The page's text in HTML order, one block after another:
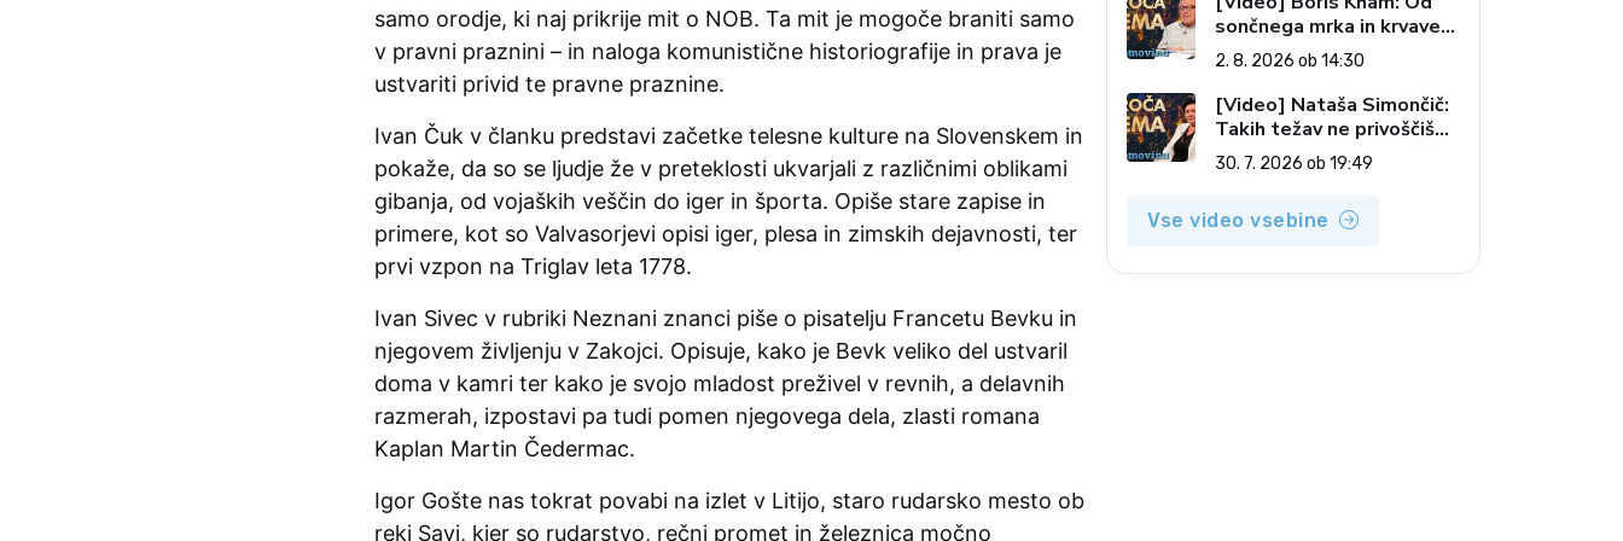
samo orodje, ki naj prikrije mit o NOB. Ta mit je mogoče braniti samo
v pravni praznini – in naloga komunistične historiografije in prava je
ustvariti privid te pravne praznine.
Ivan Čuk v članku predstavi začetke telesne kulture na Slovenskem in
pokaže, da so se ljudje že v preteklosti ukvarjali z različnimi oblikami
gibanja, od vojaških veščin do iger in športa. Opiše stare zapise in
primere, kot so Valvasorjevi opisi iger, plesa in zimskih dejavnosti, ter
prvi vzpon na Triglav leta 1778.
Ivan Sivec v rubriki Neznani znanci piše o pisatelju Francetu Bevku in
njegovem življenju v Zakojci. Opisuje, kako je Bevk veliko del ustvaril
doma v kamri ter kako je svojo mladost preživel v revnih, a delavnih
razmerah, izpostavi pa tudi pomen njegovega dela, zlasti romana
Kaplan Martin Čedermac.
Igor Gošte nas tokrat povabi na izlet v Litijo, staro rudarsko mesto ob
reki Savi, kjer so rudarstvo, rečni promet in železnica močno
sončnega mrka in krvave
lune do slovenskih
pečatov v vesolju (Vroča
tema, 2. 8. 2026)
2. 8. 2026 ob 14:30
[Video] Nataša Simončič:
Takih težav ne privoščiš
nikomur (Vroča tema, 30.
7. 2026)
30. 7. 2026 ob 19:49
Vse video vsebine